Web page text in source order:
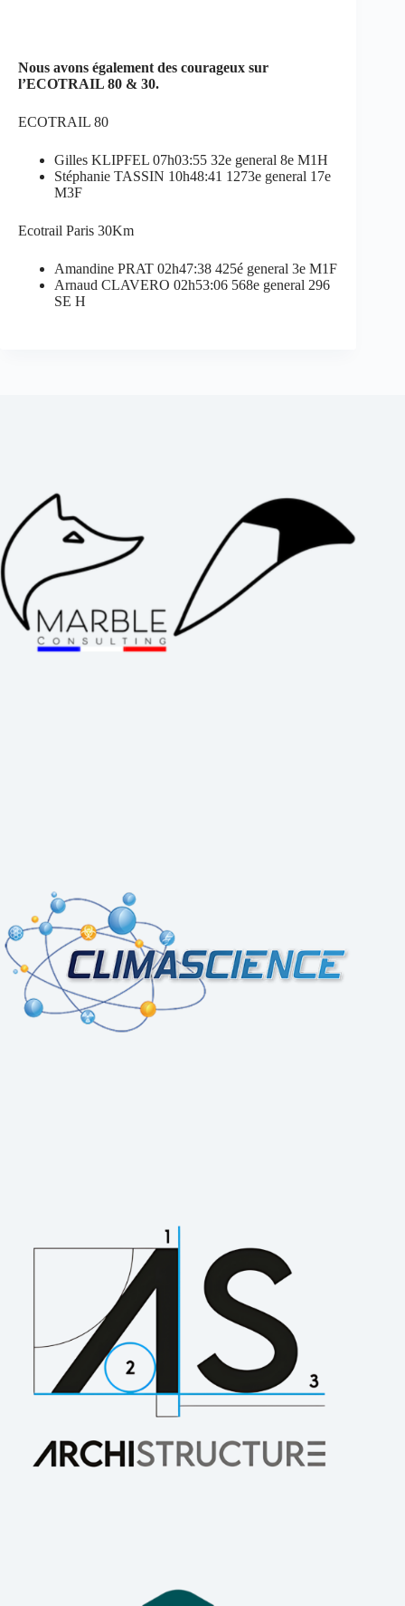
Nous avons également des courageux sur
l’ECOTRAIL 80 & 30.
ECOTRAIL 80
Gilles KLIPFEL 07h03:55 32e general 8e M1H
Stéphanie TASSIN 10h48:41 1273e general 17e
M3F
Ecotrail Paris 30Km
Amandine PRAT 02h47:38 425é general 3e M1F
Arnaud CLAVERO 02h53:06 568e general 296
SE H